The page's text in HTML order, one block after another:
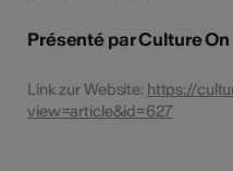
Présenté par Culture
Link zur Website: https://
view=article&id=627